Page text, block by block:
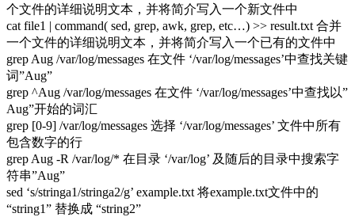
个文件的详细说明文本，并将简介写入一个新文件中
cat file1 | command( sed, grep, awk, grep, etc…) >> result.txt 合并
一个文件的详细说明文本，并将简介写入一个已有的文件中
grep Aug /var/log/messages 在文件 ‘/var/log/messages’中查找关键
词”Aug”
grep ^Aug /var/log/messages 在文件 ‘/var/log/messages’中查找以”
Aug”开始的词汇
grep [0-9] /var/log/messages 选择 ‘/var/log/messages’ 文件中所有
包含数字的行
grep Aug -R /var/log/* 在目录 ‘/var/log’ 及随后的目录中搜索字
符串”Aug”
sed ‘s/stringa1/stringa2/g’ example.txt 将example.txt文件中的
“string1” 替换成 “string2”